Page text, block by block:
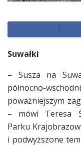
Suwałki
– Susza na
północno-
poważniejszym
– mówi Teresa
Parku
i podwyższone